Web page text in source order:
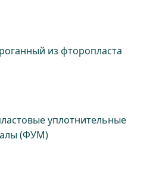
из фторопласта
уплотнительные
(ФУМ)